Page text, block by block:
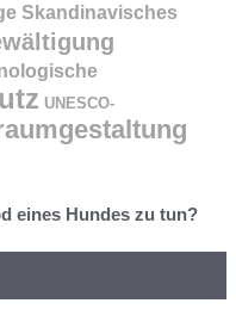
Skandinavisches
UNESCO-
eines Hundes zu tun?